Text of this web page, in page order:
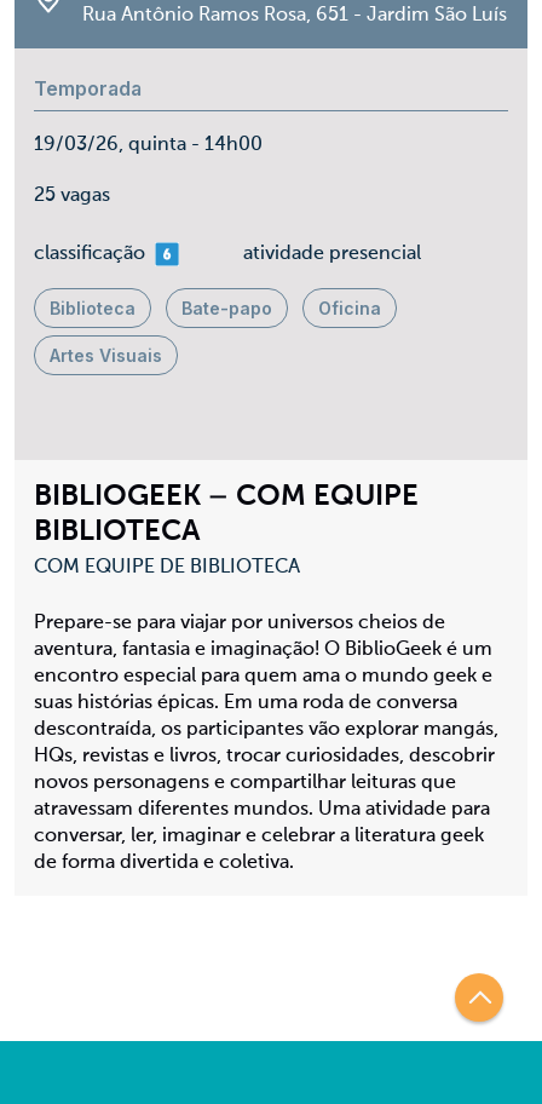
BIBLIOGEEK – COM EQUIPE
BIBLIOTECA
COM EQUIPE DE BIBLIOTECA
Prepare-se para viajar por universos cheios de
aventura, fantasia e imaginação! O BiblioGeek é um
encontro especial para quem ama o mundo geek e
suas histórias épicas. Em uma roda de conversa
descontraída, os participantes vão explorar mangás,
HQs, revistas e livros, trocar curiosidades, descobrir
novos personagens e compartilhar leituras que
atravessam diferentes mundos. Uma atividade para
conversar, ler, imaginar e celebrar a literatura geek
de forma divertida e coletiva.
Rua Antônio Ramos Rosa, 651 - Jardim São Luís
Temporada
19/03/26, quinta - 14h00
25 vagas
classificaçãomais 06 atividade presencial
Biblioteca Bate-papo Oficina
Artes Visuais